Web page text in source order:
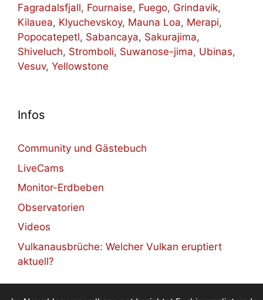
Fagradalsfjall, Fournaise, Fuego, Grindavik,
Kilauea, Klyuchevskoy, Mauna Loa, Merapi,
Popocatepetl, Sabancaya, Sakurajima,
Shiveluch, Stromboli, Suwanose-jima, Ubinas,
Vesuv, Yellowstone
Infos
Community und Gästebuch
LiveCams
Monitor-Erdbeben
Observatorien
Videos
Vulkanausbrüche: Welcher Vulkan eruptiert
aktuell?